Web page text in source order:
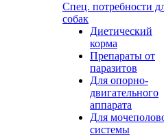
Спец. потребности
собак
Диетический
корма
Препараты от
паразитов
Для опорно-
двигательного
аппарата
Для
системы